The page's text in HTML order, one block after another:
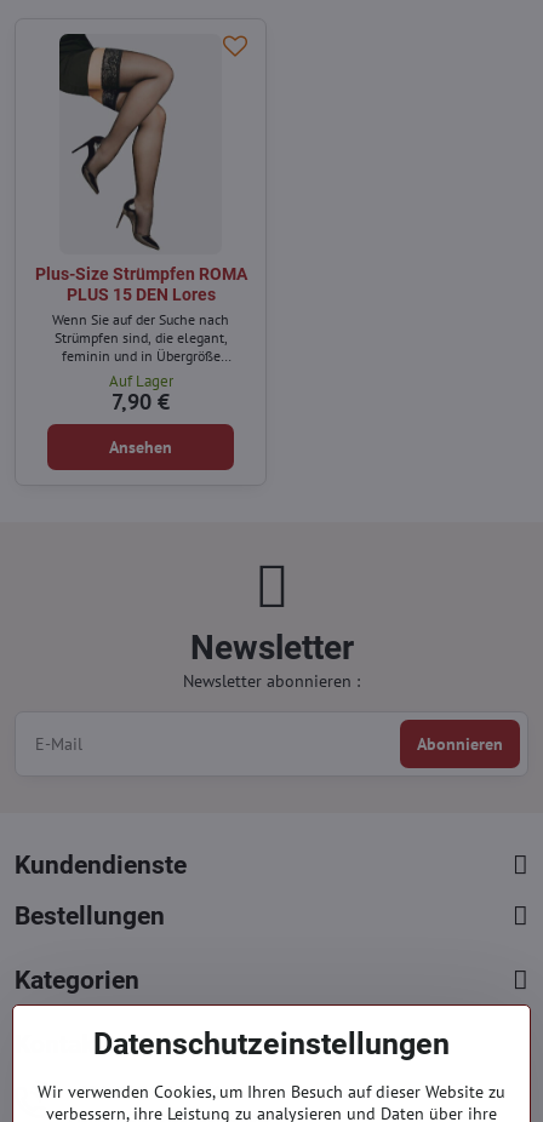
Plus-Size Strümpfen ROMA
PLUS 15 DEN Lores
Wenn Sie auf der Suche nach
Strümpfen sind, die elegant,
feminin und in Übergröße
erhältlich sind, dann sind die
Strümpfe ROMA PLUS 15 DEN die
perfekte Wahl für Sie.
Auf Lager
7,90 €
Ansehen
Newsletter
Newsletter abonnieren :
Abonnieren
Kundendienste
Bestellungen
Kategorien
Kontakte
+421 919 060 751
Mont. - Freit. : 9:00 - 15:00 hod.
Datenschutzeinstellungen
Wir verwenden Cookies, um Ihren Besuch auf dieser Website zu
verbessern, ihre Leistung zu analysieren und Daten über ihre